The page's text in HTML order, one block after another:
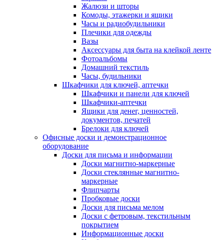
Жалюзи и шторы
Комоды, этажерки и ящики
Часы и радиобудильники
Плечики для одежды
Вазы
Аксессуары для быта на клейкой ленте
Фотоальбомы
Домашний текстиль
Часы, будильники
Шкафчики для ключей, аптечки
Шкафчики и панели для ключей
Шкафчики-аптечки
Ящики для денег, ценностей,
документов, печатей
Брелоки для ключей
Офисные доски и демонстрационное
оборудование
Доски для письма и информации
Доски магнитно-маркерные
Доски стеклянные магнитно-
маркерные
Флипчарты
Пробковые доски
Доски для письма мелом
Доски с фетровым, текстильным
покрытием
Информационные доски